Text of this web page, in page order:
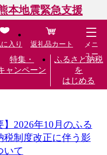
本地震緊急支援
特集・
ャンペーン
ふるさと納税
を
はじめる
入り 返礼品カート
メニ
ュー
】2026年10月のふる
税制度改正に伴う影
いて